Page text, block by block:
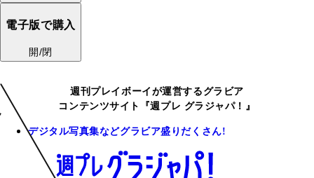
電子版で購入
開/閉
週刊プレイボーイが運営するグラビア
コンテンツサイト『週プレ グラジャパ！』
デジタル写真集などグラビア盛りだくさん!